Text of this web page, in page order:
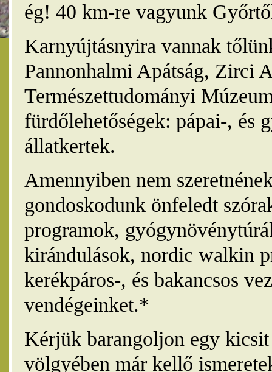
ég! 40 km-re vagyunk
Karnyújtásnyira vannak
Pannonhalmi Apátság, Zirci
Természettudományi
fürdőlehetőségek: pápai-, és
állatkertek.
Amennyiben nem
gondoskodunk önfeledt
programok,
kirándulások, nordic walkin
kerékpáros-, és bakancsos
vendégeinket.*
Kérjük barangoljon egy
völgyében már kellő